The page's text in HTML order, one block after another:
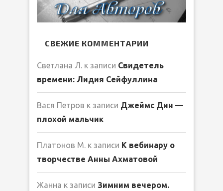
СВЕЖИЕ КОММЕНТАРИИ
Светлана Л. к записи Свидетель
времени: Лидия Сейфуллина
Вася Петров к записи Джеймс Дин —
плохой мальчик
Платонов М. к записи К вебинару о
творчестве Анны Ахматовой
Жанна к записи Зимним вечером.